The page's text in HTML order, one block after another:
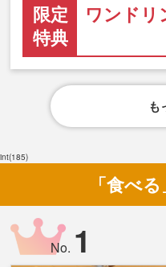
限定
特典
ワンドリ
も
int(185)
「食べ
No. 1